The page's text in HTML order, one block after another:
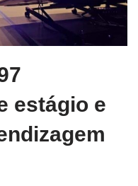
estágio e